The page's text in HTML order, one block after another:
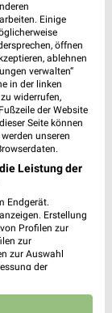
Einige
öffnen
ablehnen
verwalten“
in der linken
widerrufen,
der Website
Seite können
unseren
Leistung der
Endgerät.
Erstellung
Profilen zur
zur
zur Auswahl
der
und
zur Auswahl